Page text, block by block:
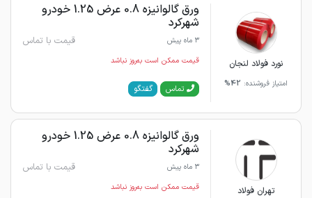
نورد فولاد لنجان
امتیاز فروشنده: 42%
ورق گالوانیزه 0.8 عرض 1.25 خودرو
شهرکرد
3 ماه پیش قیمت با تماس
قیمت ممکن است به‌روز نباشد
تماس گفتگو
تهران فولاد
ورق گالوانیزه 0.8 عرض 1.25 خودرو
شهرکرد
3 ماه پیش قیمت با تماس
قیمت ممکن است به‌روز نباشد